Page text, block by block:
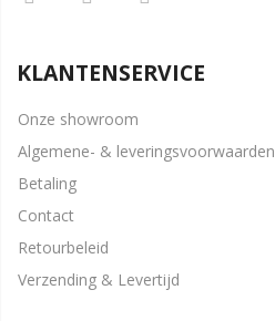
KLANTENSERVICE
Onze showroom
Algemene- & leveringsvoorwaarden
Betaling
Contact
Retourbeleid
Verzending & Levertijd